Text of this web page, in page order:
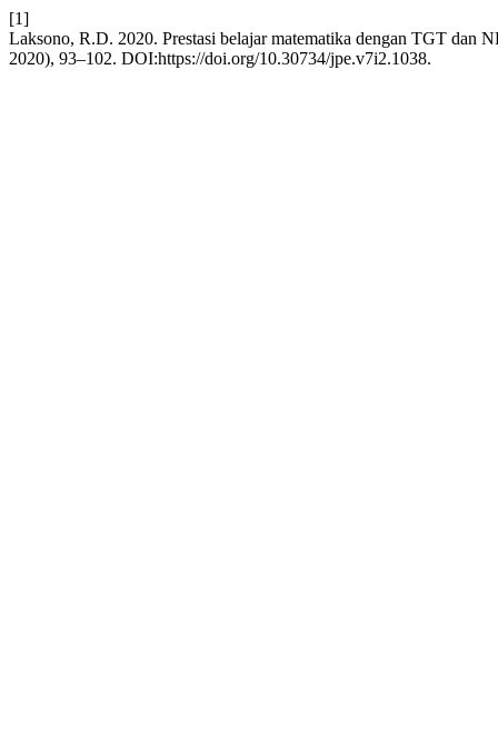
[1]
Laksono, R.D. 2020. Prestasi belajar matematika dengan TGT dan
2020), 93–102. DOI:https://doi.org/10.30734/jpe.v7i2.1038.